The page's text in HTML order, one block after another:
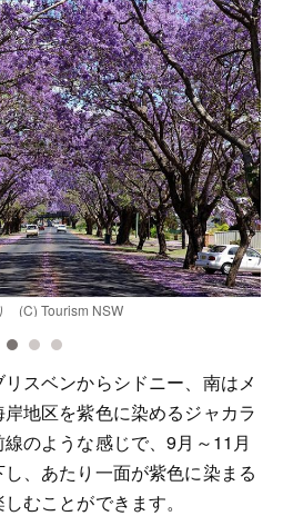
(C) Tourism NSW
スベンからシドニー、南はメ
地区を紫色に染めるジャカラ
のような感じで、9月～11月
、あたり一面が紫色に染まる
むことができます。